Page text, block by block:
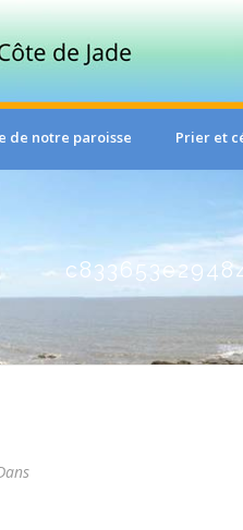
de notre paroisse Prier et